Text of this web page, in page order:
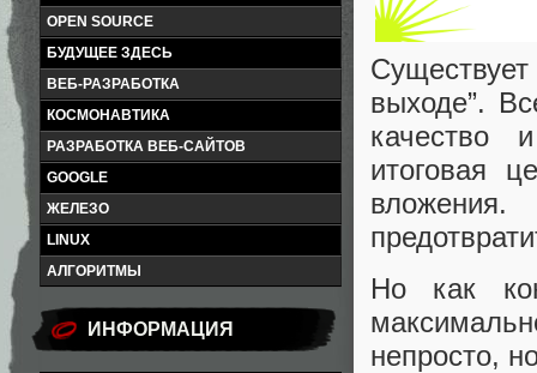
OPEN SOURCE
БУДУЩЕЕ ЗДЕСЬ
ВЕБ-РАЗРАБОТКА
КОСМОНАВТИКА
РАЗРАБОТКА ВЕБ-САЙТОВ
GOOGLE
ЖЕЛЕЗО
LINUX
АЛГОРИТМЫ
ИНФОРМАЦИЯ
выходе”.
качество
итоговая
Но как
непросто,